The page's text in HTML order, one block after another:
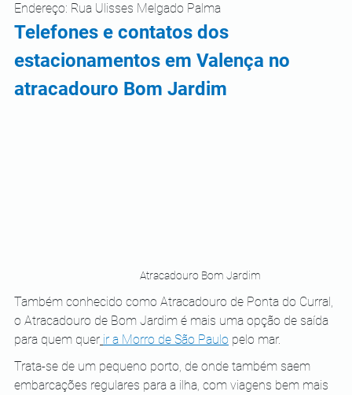
Endereço: Rua Ulisses Melgado Palma
Telefones e contatos dos
estacionamentos em Valença no
atracadouro Bom Jardim
Atracadouro Bom Jardim
Também conhecido como Atracadouro de Ponta do Curral,
o Atracadouro de Bom Jardim é mais uma opção de saída
para quem quer ir a Morro de São Paulo pelo mar.
Trata-se de um pequeno porto, de onde também saem
embarcações regulares para a ilha, com viagens bem mais